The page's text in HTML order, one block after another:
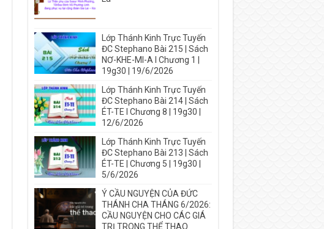
Lớp Thánh Kinh Trực Tuyến
ĐC Stephano Bài 215 | Sách
NƠ-KHE-MI-A I Chương 1 |
19g30 | 19/6/2026
Lớp Thánh Kinh Trực Tuyến
ĐC Stephano Bài 214 | Sách
ÉT-TE I Chương 8 | 19g30 |
12/6/2026
Lớp Thánh Kinh Trực Tuyến
ĐC Stephano Bài 213 | Sách
ÉT-TE | Chương 5 | 19g30 |
5/6/2026
Ý CẦU NGUYỆN CỦA ĐỨC
THÁNH CHA THÁNG 6/2026:
CẦU NGUYỆN CHO CÁC GIÁ
TRỊ TRONG THỂ THAO